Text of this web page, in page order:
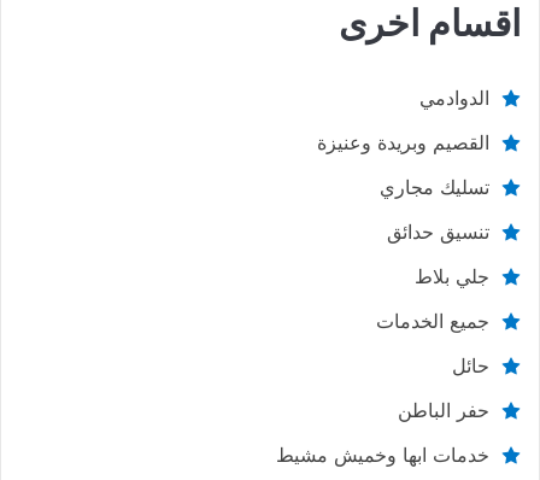
اقسام اخرى
الدوادمي
القصيم وبريدة وعنيزة
تسليك مجاري
تنسيق حدائق
جلي بلاط
جميع الخدمات
حائل
حفر الباطن
خدمات ابها وخميش مشيط